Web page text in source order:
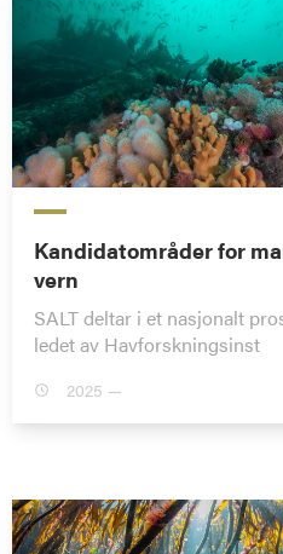
Kandidatområder for
vern
SALT deltar i et nasjonalt
ledet av Havforskningsinst
2025 —